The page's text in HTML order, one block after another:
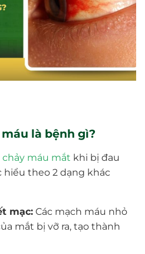
là bệnh gì?
chảy máu mắt khi bị đau
theo 2 dạng khác
mạc:Các mạch máu nhỏ
mắt bị vỡ ra, tạo thành